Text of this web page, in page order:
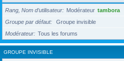
Rang, Nom d’utilisateur Modérateur tambora
Groupe par défaut
Groupe invisible
Modérateur
Tous les forums
GROUPE INVISIBLE